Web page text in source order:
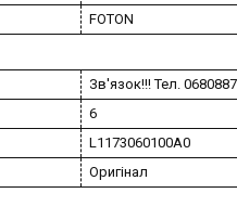
FOTON
Зв'язок!!! Тел.
6
L1173060100A0
Оригінал